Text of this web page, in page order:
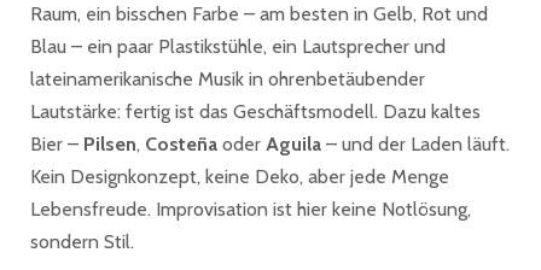
Raum, ein bisschen Farbe – am besten in Gelb, Rot und
Blau – ein paar Plastikstühle, ein Lautsprecher und
lateinamerikanische Musik in ohrenbetäubender
Lautstärke: fertig ist das Geschäftsmodell. Dazu kaltes
Bier – Pilsen, Costeña oder Aguila – und der Laden läuft.
Kein Designkonzept, keine Deko, aber jede Menge
Lebensfreude. Improvisation ist hier keine Notlösung,
sondern Stil.